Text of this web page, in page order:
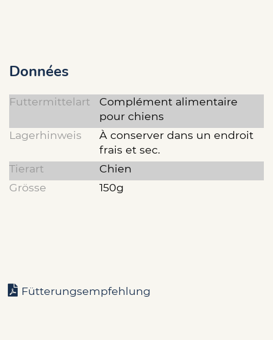
Données
Futtermittelart
Complément alimentaire
pour chiens
Lagerhinweis
À conserver dans un endroit
frais et sec.
Tierart
Chien
Grösse
150g
Fütterungsempfehlung